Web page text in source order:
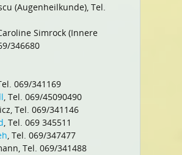
(Augenheilkunde), Tel.
Simrock (Innere
346680
069/341169
, Tel. 069/45090490
Tel. 069/341146
, Tel. 069 345511
, Tel. 069/347477
Tel. 069/341488